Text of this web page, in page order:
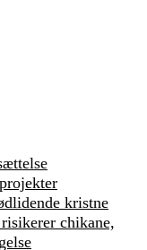
kristne
chikane,